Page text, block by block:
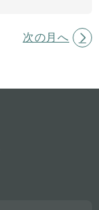
次の月へ